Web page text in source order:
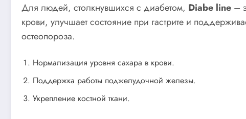
Для людей, столкнувшихся с диабетом, Diabe line –
крови, улучшает состояние при гастрите и
остеопороза.
Нормализация уровня сахара в крови.
Поддержка работы поджелудочной железы.
Укрепление костной ткани.